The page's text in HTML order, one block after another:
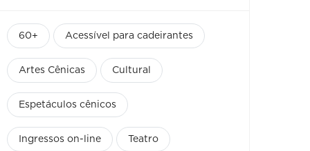
60+ Acessível para cadeirantes
Artes Cênicas Cultural
Espetáculos cênicos
Ingressos on-line Teatro